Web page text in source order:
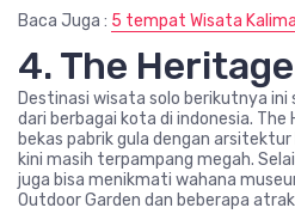
Baca Juga : 5 tempat Wisata
4. The
Destinasi wisata solo berikutnya
dari berbagai kota di indonesia.
bekas pabrik gula dengan
kini masih terpampang megah.
juga bisa menikmati wahana
Outdoor Garden dan beberapa